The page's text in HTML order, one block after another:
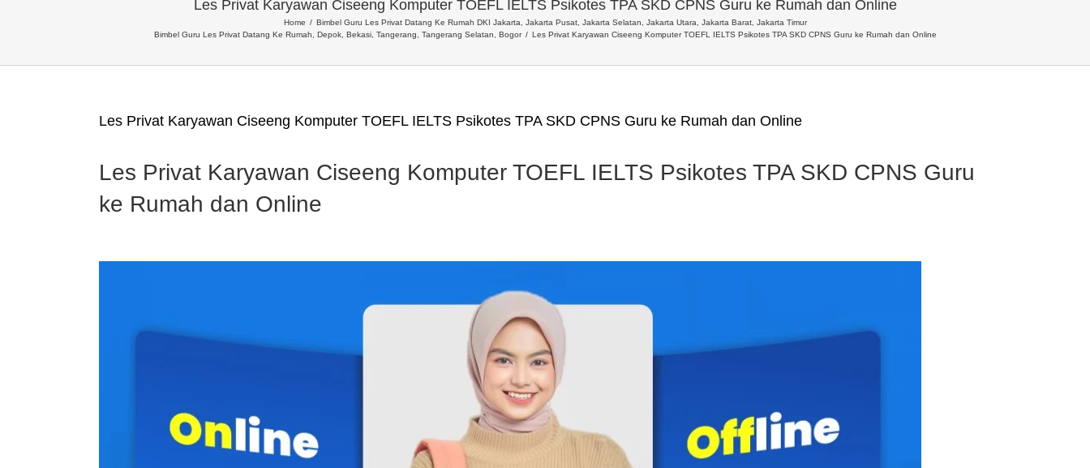
Les Privat Karyawan Ciseeng Komputer TOEFL IELTS Psikotes TPA SKD CPNS Guru ke Rumah dan Online
Home
Bimbel Guru Les Privat Datang Ke Rumah DKI Jakarta, Jakarta Pusat, Jakarta Selatan, Jakarta Utara, Jakarta Barat, Jakarta Timur
Bimbel Guru Les Privat Datang Ke Rumah, Depok, Bekasi, Tangerang, Tangerang Selatan, Bogor
Les Privat Karyawan Ciseeng Komputer TOEFL IELTS Psikotes TPA SKD CPNS Guru ke Rumah dan Online
Les Privat Karyawan Ciseeng Komputer TOEFL IELTS Psikotes TPA SKD CPNS Guru ke Rumah dan Online
Les Privat Karyawan Ciseeng Komputer TOEFL IELTS Psikotes TPA SKD CPNS Guru
ke Rumah dan Online